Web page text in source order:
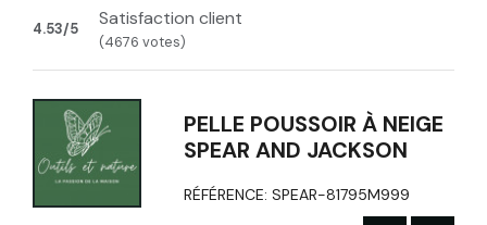
4.53/5 Satisfaction client
(4676 votes)
PELLE POUSSOIR À NEIGE
SPEAR AND JACKSON
RÉFÉRENCE:SPEAR-81795M999